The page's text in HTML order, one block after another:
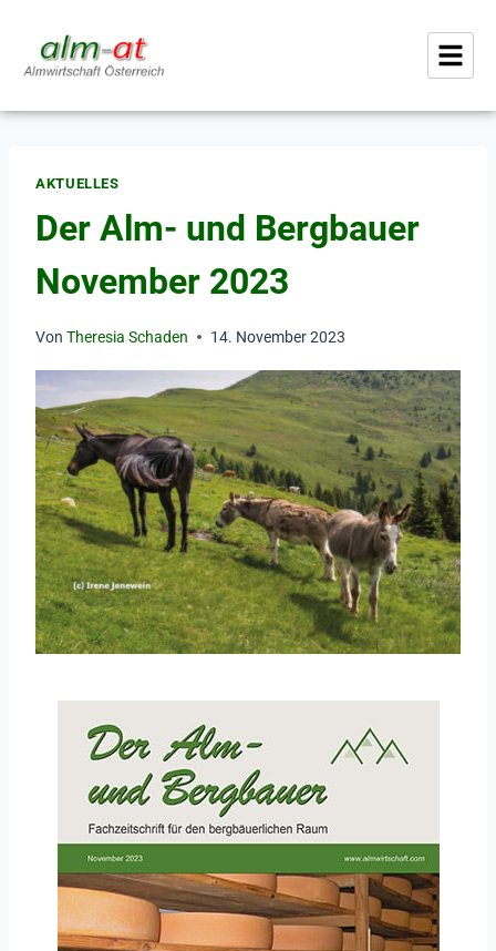
AKTUELLES
Der Alm- und Bergbauer
November 2023
Von Theresia Schaden 14. November 2023